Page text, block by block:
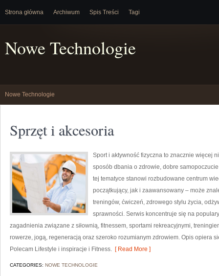
Strona główna Archiwum Spis Treści Tagi
Nowe Technologie
Nowe Technologie
Sprzęt i akcesoria
Sport i aktywność fizyczna to znacznie więcej
sposób dbania o zdrowie, dobre
tej tematyce stanowi rozbudowane centrum
początkujący, jak i zaawansowany – może
treningów, ćwiczeń, zdrowego stylu życia,
sprawności. Serwis koncentruje się na
zagadnienia związane z siłownią, fitnessem, sportami rekreacyjnymi,
rowerze, jogą, regeneracją oraz szeroko rozumianym zdrowiem. Opis opiera
Polecam Lifestyle i inspiracje i Fitness. [ Read More ]
CATEGORIES: NOWE TECHNOLOGIE